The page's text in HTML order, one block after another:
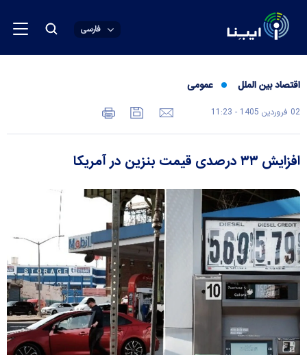
فارسی
اقتصاد بین الملل عمومی
02 فروردين 1405 - 11:23
افزایش ۳۳ درصدی قیمت بنزین در آمریکا